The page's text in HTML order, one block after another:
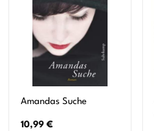
Amandas Suche
10,99€